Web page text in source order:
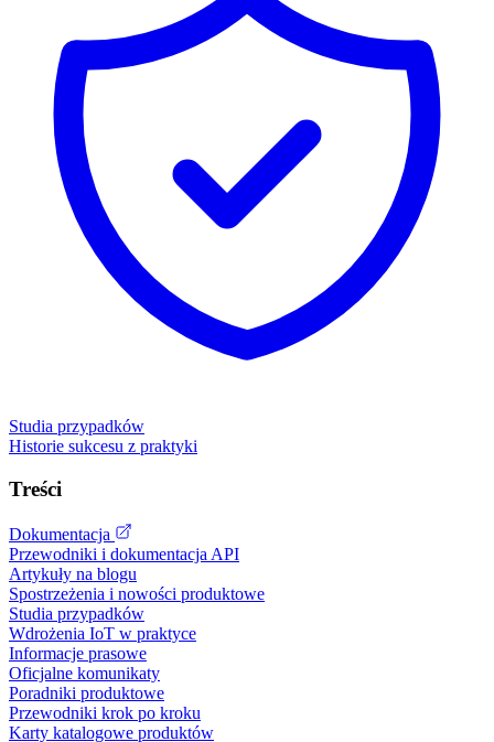
Studia przypadków
Historie sukcesu z praktyki
Treści
Dokumentacja
Przewodniki i dokumentacja API
Artykuły na blogu
Spostrzeżenia i nowości produktowe
Studia przypadków
Wdrożenia IoT w praktyce
Informacje prasowe
Oficjalne komunikaty
Poradniki produktowe
Przewodniki krok po kroku
Karty katalogowe produktów